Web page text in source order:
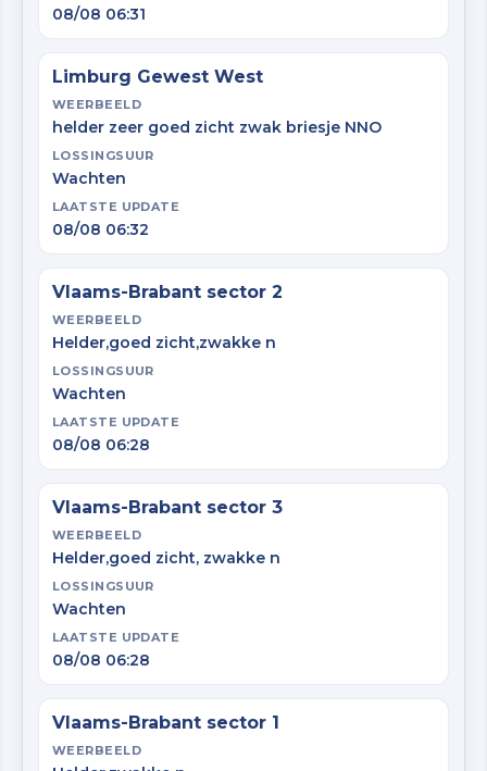
08/08 06:31
Limburg Gewest West
WEERBEELD
helder zeer goed zicht zwak briesje NNO
LOSSINGSUUR
Wachten
LAATSTE UPDATE
08/08 06:32
Vlaams-Brabant sector 2
WEERBEELD
Helder,goed zicht,zwakke n
LOSSINGSUUR
Wachten
LAATSTE UPDATE
08/08 06:28
Vlaams-Brabant sector 3
WEERBEELD
Helder,goed zicht, zwakke n
LOSSINGSUUR
Wachten
LAATSTE UPDATE
08/08 06:28
Vlaams-Brabant sector 1
WEERBEELD